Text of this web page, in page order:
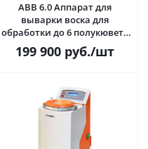
АВВ 6.0 Аппарат для
выварки воска для
обработки до 6 полукювет ·
Аверон (ВЕГА-ПРО) Россия
199 900руб./шт